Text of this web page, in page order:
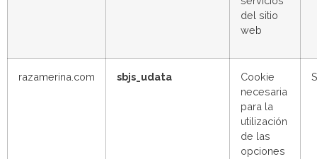
del sitio
web
razamerina.com sbjs_udata
Cookie
necesaria
para la
utilización
de las
opciones